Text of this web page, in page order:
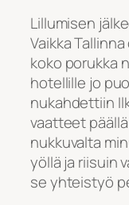
Lillumisen
Vaikka
koko porukka
hotellille jo
nukahdettiin
vaatteet
nukkuvalta
yöllä ja riisuin
se yhteistyö